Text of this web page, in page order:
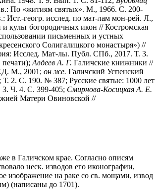
По «житиям святых». М., 1966. С. 200-
Ист.-геогр. исслед. по мат-лам мон-рей. Л.,
культ богородичных икон // Костромская
письменных и устных
Солигалицкого монастыря») //
Исслед. Мат-лы. Публ. СПб., 2017. Т. 3.
Авдеев А. Г. Галичские книжники //
М., 2001; он же. Галичский Успенский
2. С. 190. № 387; Русские святые: 1000 лет
Ч. 4. С. 399-405; Смирнова-Косицкая А. Е.
Матери Овиновской //
в Галичском крае. Согласно описям
неск. изводов его иконографии,
изображение на раке со св. мощами, извод
(написаны до 1701).